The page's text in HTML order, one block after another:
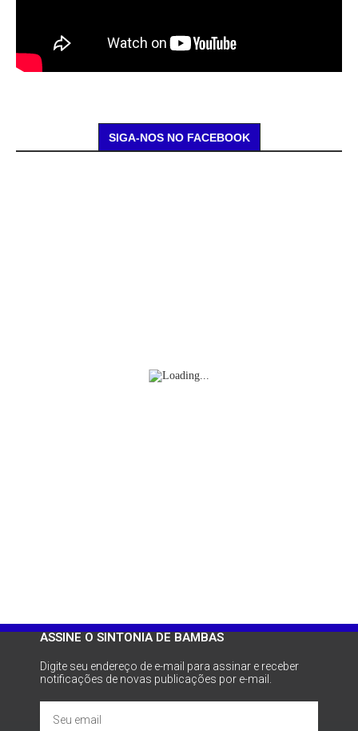
SIGA-NOS NO FACEBOOK
ASSINE O SINTONIA DE BAMBAS
Digite seu endereço de e-mail para assinar e receber
notificações de novas publicações por e-mail.